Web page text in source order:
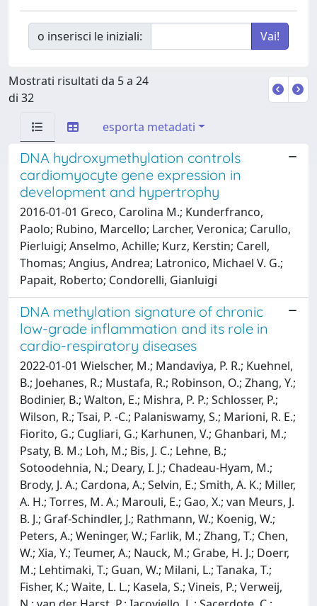
o inserisci le iniziali:
Mostrati risultati da 5 a 24
di 32
esporta metadati
DNA hydroxymethylation controls
cardiomyocyte gene expression in
development and hypertrophy
2016-01-01 Greco, Carolina M.; Kunderfranco,
Paolo; Rubino, Marcello; Larcher, Veronica; Carullo,
Pierluigi; Anselmo, Achille; Kurz, Kerstin; Carell,
Thomas; Angius, Andrea; Latronico, Michael V. G.;
Papait, Roberto; Condorelli, Gianluigi
DNA methylation signature of chronic
low-grade inflammation and its role in
cardio-respiratory diseases
2022-01-01 Wielscher, M.; Mandaviya, P. R.; Kuehnel,
B.; Joehanes, R.; Mustafa, R.; Robinson, O.; Zhang, Y.;
Bodinier, B.; Walton, E.; Mishra, P. P.; Schlosser, P.;
Wilson, R.; Tsai, P. -C.; Palaniswamy, S.; Marioni, R. E.;
Fiorito, G.; Cugliari, G.; Karhunen, V.; Ghanbari, M.;
Psaty, B. M.; Loh, M.; Bis, J. C.; Lehne, B.;
Sotoodehnia, N.; Deary, I. J.; Chadeau-Hyam, M.;
Brody, J. A.; Cardona, A.; Selvin, E.; Smith, A. K.; Miller,
A. H.; Torres, M. A.; Marouli, E.; Gao, X.; van Meurs, J.
B. J.; Graf-Schindler, J.; Rathmann, W.; Koenig, W.;
Peters, A.; Weninger, W.; Farlik, M.; Zhang, T.; Chen,
W.; Xia, Y.; Teumer, A.; Nauck, M.; Grabe, H. J.; Doerr,
M.; Lehtimaki, T.; Guan, W.; Milani, L.; Tanaka, T.;
Fisher, K.; Waite, L. L.; Kasela, S.; Vineis, P.; Verweij,